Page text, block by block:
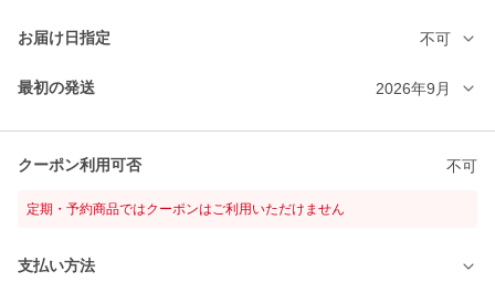
お届け日指定 不可
最初の発送 2026年9月
クーポン利用可否 不可
定期・予約商品ではクーポンはご利用いただけません
支払い方法